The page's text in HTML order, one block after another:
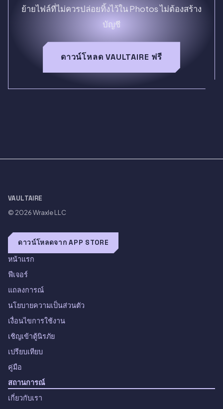
ย้ายไฟล์ที่ไม่ควรปล่อยทิ้งไว้ใน Photos ไม่ต้องสร้าง
บัญชี
ดาวน์โหลด VAULTAIRE ฟรี
VAULTAIRE
© 2026Wraxle LLC
ดาวน์โหลดจาก APP STORE
หน้าแรก
ฟีเจอร์
แถลงการณ์
นโยบายความเป็นส่วนตัว
เงื่อนไขการใช้งาน
เชิญเข้าตู้นิรภัย
เปรียบเทียบ
คู่มือ
สถานการณ์
เกี่ยวกับเรา